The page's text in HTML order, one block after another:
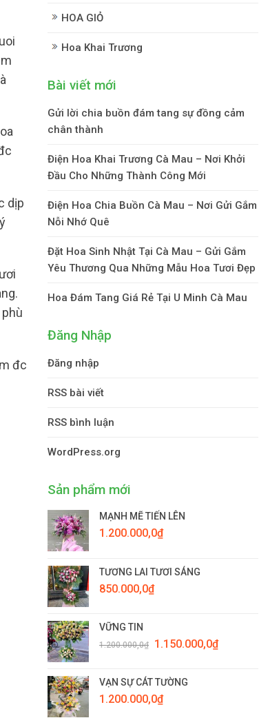
dịp
đc
HOA GIỎ
Hoa Khai Trương
Bài viết mới
Gửi lời chia buồn đám tang sự đồng cảm
chân thành
Điện Hoa Khai Trương Cà Mau – Nơi Khởi
Đầu Cho Những Thành Công Mới
Điện Hoa Chia Buồn Cà Mau – Nơi Gửi Gắm
Nỗi Nhớ Quê
Đặt Hoa Sinh Nhật Tại Cà Mau – Gửi Gắm
Yêu Thương Qua Những Mẫu Hoa Tươi Đẹp
Hoa Đám Tang Giá Rẻ Tại U Minh Cà Mau
Đăng Nhập
Đăng nhập
RSS bài viết
RSS bình luận
WordPress.org
Sản phẩm mới
MẠNH MẼ TIẾN LÊN
1.200.000,0₫
TƯƠNG LAI TƯƠI SÁNG
850.000,0₫
VỮNG TIN
1.200.000,0₫
Giá
1.200.000,0₫.
1.150.000,0₫Giá
VẠN SỰ CÁT TƯỜNG
1.200.000,0₫